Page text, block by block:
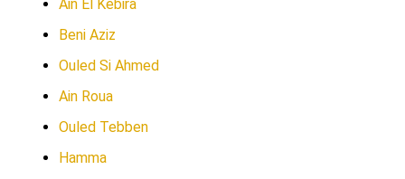
Ain El Kebira
Beni Aziz
Ouled Si Ahmed
Ain Roua
Ouled Tebben
Hamma